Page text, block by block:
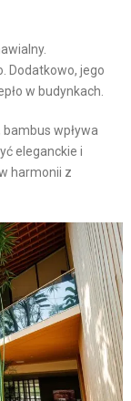
Dodatkowo, jego
w budynkach.
wpływa
eleganckie i
harmonii z